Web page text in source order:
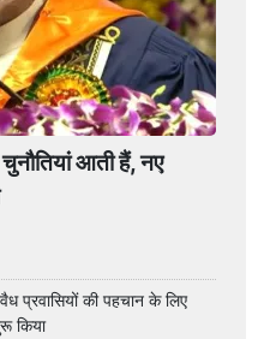
आती हैं, नए
प्रवासियों की पहचान के लिए
किया